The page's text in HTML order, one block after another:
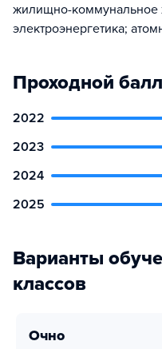
жилищно-коммунальное
электроэнергетика;
Проходной
2022
2023
2024
2025
Варианты
классов
очно